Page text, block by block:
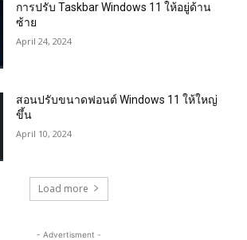
การปรับ Taskbar Windows 11 ให้อยู่ด้าน
ซ้าย
April 24, 2024
สอนปรับขนาดฟอนต์ Windows 11 ให้ใหญ่
ขึ้น
April 10, 2024
Load more
- Advertisment -